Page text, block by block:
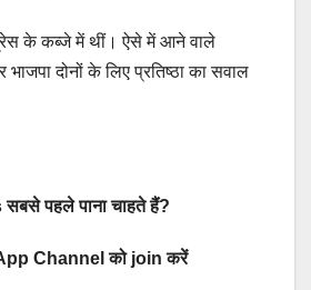
के कब्जे में थीं। ऐसे में आने वाले
दोनों के लिए प्रतिष्ठा का सवाल
पहले पाना चाहते हैं?
Channel को join करें